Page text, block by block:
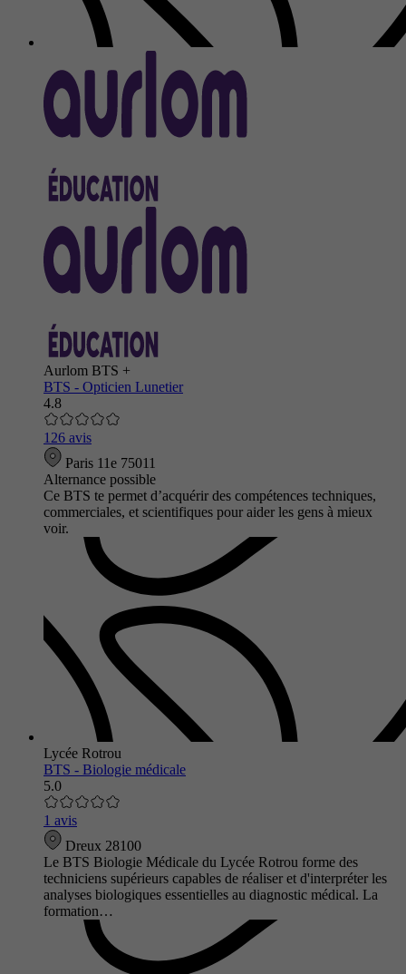
Aurlom BTS +
BTS - Opticien Lunetier
4.8
126 avis
Paris 11e 75011
Alternance possible
Ce BTS te permet d’acquérir des compétences techniques,
commerciales, et scientifiques pour aider les gens à mieux
voir.
Lycée Rotrou
BTS - Biologie médicale
5.0
1 avis
Dreux 28100
Le BTS Biologie Médicale du Lycée Rotrou forme des
techniciens supérieurs capables de réaliser et d'interpréter les
analyses biologiques essentielles au diagnostic médical. La
formation…